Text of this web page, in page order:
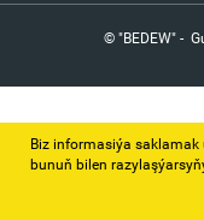
© "BEDEW" -
Biz informasiýa saklamak
bunuň bilen